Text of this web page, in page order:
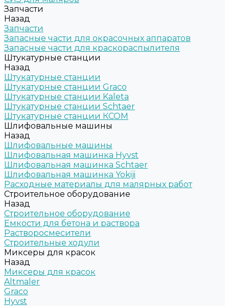
Запчасти
Назад
Запчасти
Запасные части для окрасочных аппаратов
Запасные части для краскораспылителя
Штукатурные станции
Назад
Штукатурные станции
Штукатурные станции Graco
Штукатурные станции Kaleta
Штукатурные станции Schtaer
Штукатурные станции КСОМ
Шлифовальные машины
Назад
Шлифовальные машины
Шлифовальная машинка Hyvst
Шлифовальная машинка Schtaer
Шлифовальная машинка Yokiji
Расходные материалы для малярных работ
Строительное оборудование
Назад
Строительное оборудование
Емкости для бетона и раствора
Растворосмесители
Строительные ходули
Миксеры для красок
Назад
Миксеры для красок
Altmaler
Graco
Hyvst